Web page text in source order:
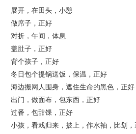
展开，在田头，小憩
做席子，正好
对折，午间，体息
盖肚子，正好
背个孩子，正好
冬日包个提锅送饭，保温，正好
海边搬网人围身，遮住生命的黑色，正好
出门，做面布，包东西，正好
过番，包甜馃，正好
小孩，看戏归来，披上，作水袖，比划，